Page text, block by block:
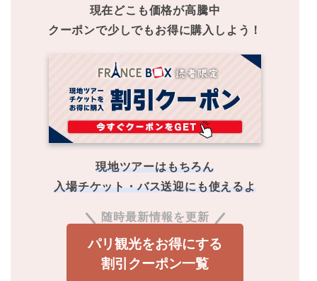
現在どこも価格が高騰中
クーポンで少しでもお得に購入しよう！
現地ツアーはもちろん
入場チケット・バス送迎にも使えるよ
随時最新情報を更新
パリ観光をお得にする
割引クーポン一覧